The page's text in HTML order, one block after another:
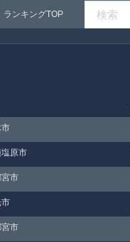
ランキングTOP
原市
市
市